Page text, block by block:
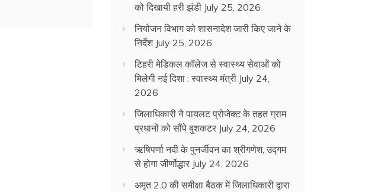
को दिखायी हरी झंडी July 25, 2026
नियोजन विभाग को शासनादेश जारी किए जाने के
निर्देश July 25, 2026
टिहरी मेडिकल कॉलेज से स्वास्थ्य सेवाओं को
मिलेगी नई दिशा : स्वास्थ्य मंत्री July 24,
2026
जिलाधिकारी ने पायलट प्रोजेक्ट के तहत ग्राम
प्रधानों को सौंपे बुशकटर July 24, 2026
ऋषिपर्णा नदी के पुनर्जीवन का श्रीगणेश, उद्गम
से होगा जीर्णोद्धार July 24, 2026
अमृत 2.0 की समीक्षा बैठक में जिलाधिकारी द्वारा